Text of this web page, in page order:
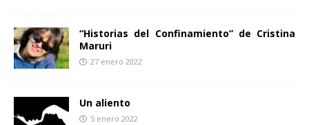
“Historias del Confinamiento” de Cristina
Maruri
27 enero 2022
Un aliento
5 enero 2022